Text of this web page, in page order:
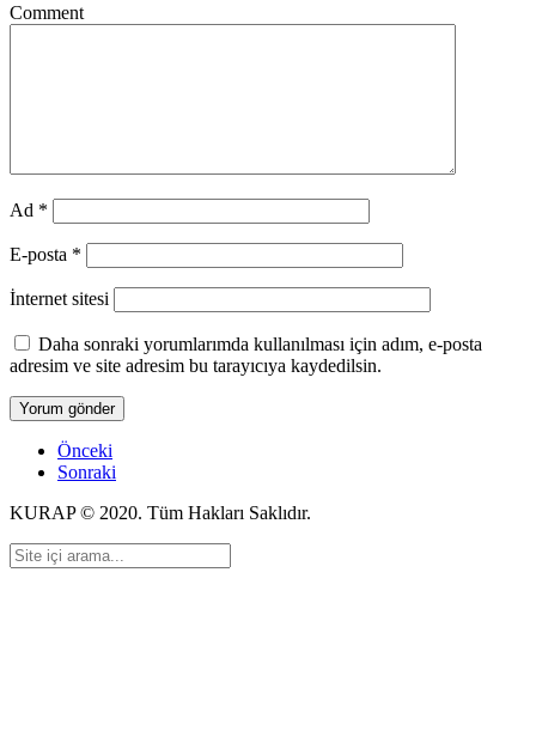
Comment
Ad *
E-posta *
İnternet sitesi
Daha sonraki yorumlarımda kullanılması için adım, e-posta
adresim ve site adresim bu tarayıcıya kaydedilsin.
Önceki
Sonraki
KURAP © 2020. Tüm Hakları Saklıdır.